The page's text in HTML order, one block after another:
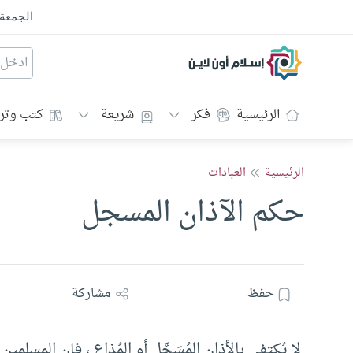
إسلام أون لاين
الرئيسية فكر شريعة كتب
الرئيسية العبادات
حكم الآذان المسجل
حفظ مشاركة